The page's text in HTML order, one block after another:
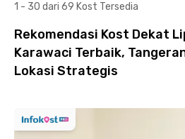
1 - 30 dari 69 Kost Tersedia
Rekomendasi Kost Dekat
Karawaci Terbaik,
Lokasi Strategis